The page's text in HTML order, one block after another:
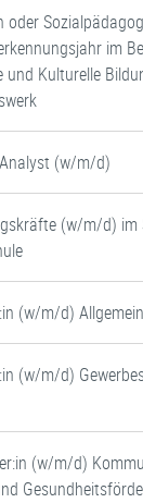
oder
im
und Kulturelle
(w/m/d)
(w/m/d) im
(w/m/d)
(w/m/d)
(w/m/d)